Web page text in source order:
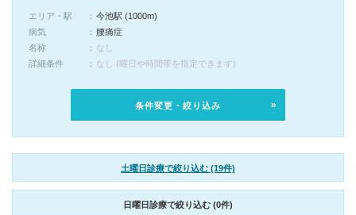
エリア・駅
今池駅 (1000m)
病気
腰痛症
名称
なし
詳細条件
なし (曜日や時間帯を指定できます)
条件変更・絞り込み
土曜日診療で絞り込む (19件)
日曜日診療で絞り込む (0件)